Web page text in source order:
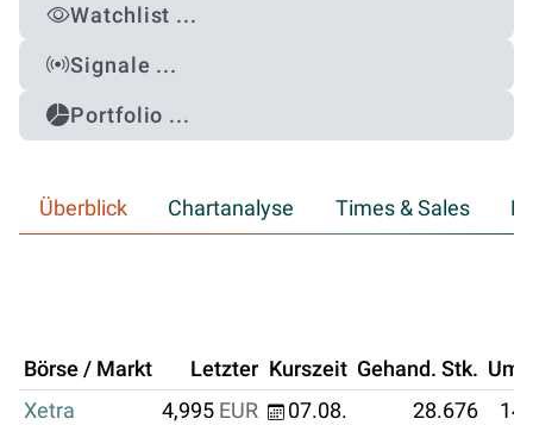
Watchlist ...
Signale ...
Portfolio ...
Überblick Chartanalyse Times & Sales
Börse / Markt Letzter Kurszeit Gehand. Stk.
Xetra
4,995 EUR 07.08. 28.676